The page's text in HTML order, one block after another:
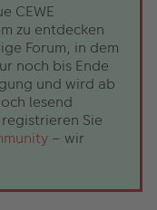
CEWE
zu entdecken
Forum, in dem
noch bis Ende
und wird ab
lesend
Sie
– wir